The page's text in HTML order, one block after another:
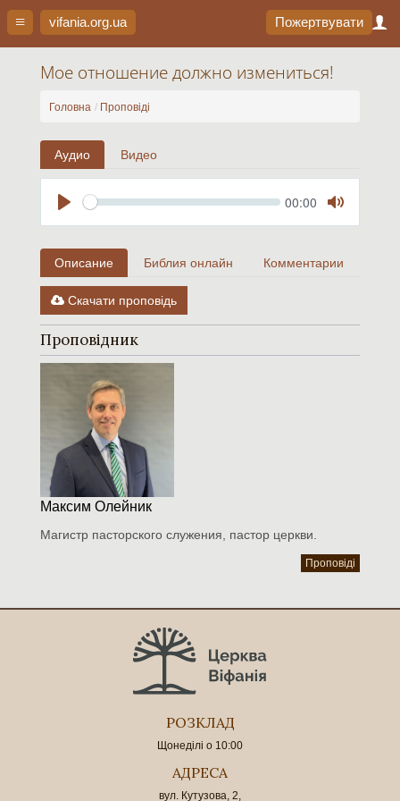
vifania.org.ua Пожертвувати
Мое отношение должно измениться!
Головна Проповіді
Аудио Видео
Seek Current
00:00
Mute
Описание Библия онлайн Комментарии
Скачати проповідь
Проповідник
Максим Олейник
Магистр пасторского служения, пастор церкви.
Проповіді
РОЗКЛАД
Щонеділі о 10:00
АДРЕСА
вул. Кутузова, 2,